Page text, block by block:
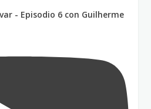
- Episodio 6 con Guilherme